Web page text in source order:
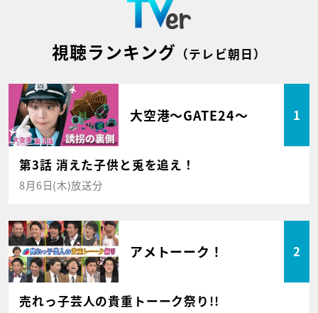
視聴ランキング （テレビ朝日）
大空港～GATE24～ 1
第3話 消えた子供と兎を追え！
8月6日(木)放送分
アメトーーク！ 2
売れっ子芸人の貴重トーーク祭り!!